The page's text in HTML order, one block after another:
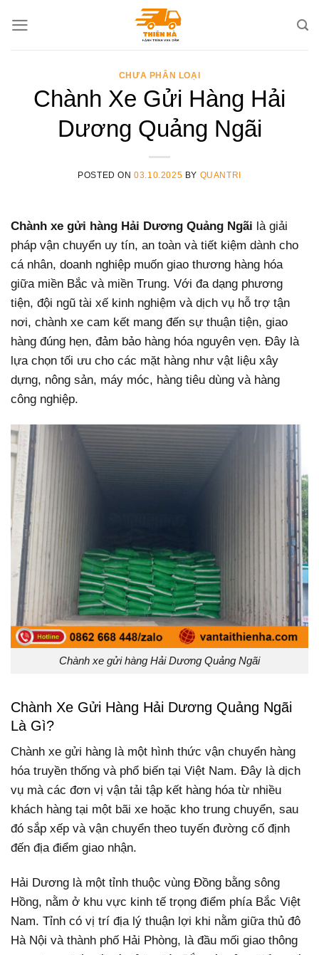
CHƯA PHÂN LOẠI
Chành Xe Gửi Hàng Hải
Dương Quảng Ngãi
POSTED ON03.10.2025 BY QUANTRI
Chành xe gửi hàng Hải Dương Quảng Ngãi là giải
pháp vận chuyển uy tín, an toàn và tiết kiệm dành cho
cá nhân, doanh nghiệp muốn giao thương hàng hóa
giữa miền Bắc và miền Trung. Với đa dạng phương
tiện, đội ngũ tài xế kinh nghiệm và dịch vụ hỗ trợ tận
nơi, chành xe cam kết mang đến sự thuận tiện, giao
hàng đúng hẹn, đảm bảo hàng hóa nguyên vẹn. Đây là
lựa chọn tối ưu cho các mặt hàng như vật liệu xây
dựng, nông sản, máy móc, hàng tiêu dùng và hàng
công nghiệp.
Chành xe gửi hàng Hải Dương Quảng Ngãi
Chành Xe Gửi Hàng Hải Dương Quảng Ngãi
Là Gì?
Chành xe gửi hàng là một hình thức vận chuyển hàng
hóa truyền thống và phổ biến tại Việt Nam. Đây là dịch
vụ mà các đơn vị vận tải tập kết hàng hóa từ nhiều
khách hàng tại một bãi xe hoặc kho trung chuyển, sau
đó sắp xếp và vận chuyển theo tuyến đường cố định
đến địa điểm giao nhận.
Hải Dương là một tỉnh thuộc vùng Đồng bằng sông
Hồng, nằm ở khu vực kinh tế trọng điểm phía Bắc Việt
Nam. Tỉnh có vị trí địa lý thuận lợi khi nằm giữa thủ đô
Hà Nội và thành phố Hải Phòng, là đầu mối giao thông